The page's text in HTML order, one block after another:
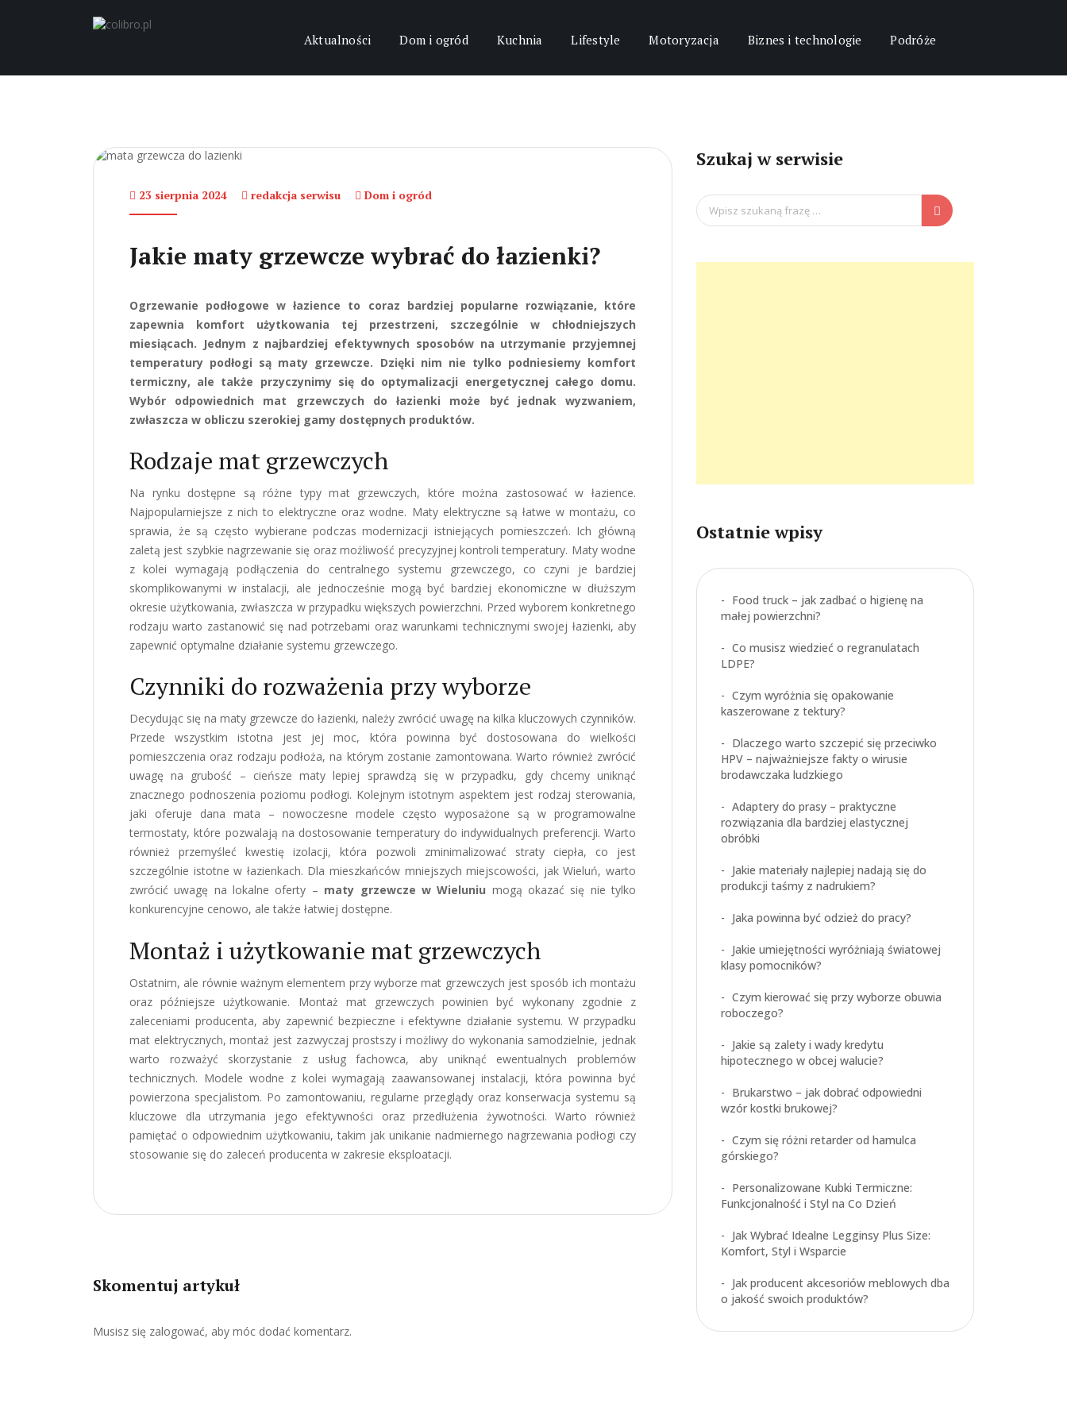
Aktualności Dom i ogród Kuchnia Lifestyle Motoryzacja Biznes i technologie Podróże
23 sierpnia 2024 redakcja serwisu Dom i ogród
Jakie maty grzewcze wybrać do łazienki?
Ogrzewanie podłogowe w łazience to coraz bardziej popularne rozwiązanie, które
zapewnia komfort użytkowania tej przestrzeni, szczególnie w chłodniejszych
miesiącach. Jednym z najbardziej efektywnych sposobów na utrzymanie przyjemnej
temperatury podłogi są maty grzewcze. Dzięki nim nie tylko podniesiemy komfort
termiczny, ale także przyczynimy się do optymalizacji energetycznej całego domu.
Wybór odpowiednich mat grzewczych do łazienki może być jednak wyzwaniem,
zwłaszcza w obliczu szerokiej gamy dostępnych produktów.
Rodzaje mat grzewczych
Na rynku dostępne są różne typy mat grzewczych, które można zastosować w łazience.
Najpopularniejsze z nich to elektryczne oraz wodne. Maty elektryczne są łatwe w montażu, co
sprawia, że są często wybierane podczas modernizacji istniejących pomieszczeń. Ich główną
zaletą jest szybkie nagrzewanie się oraz możliwość precyzyjnej kontroli temperatury. Maty wodne
z kolei wymagają podłączenia do centralnego systemu grzewczego, co czyni je bardziej
skomplikowanymi w instalacji, ale jednocześnie mogą być bardziej ekonomiczne w dłuższym
okresie użytkowania, zwłaszcza w przypadku większych powierzchni. Przed wyborem konkretnego
rodzaju warto zastanowić się nad potrzebami oraz warunkami technicznymi swojej łazienki, aby
zapewnić optymalne działanie systemu grzewczego.
Czynniki do rozważenia przy wyborze
Decydując się na maty grzewcze do łazienki, należy zwrócić uwagę na kilka kluczowych czynników.
Przede wszystkim istotna jest jej moc, która powinna być dostosowana do wielkości
pomieszczenia oraz rodzaju podłoża, na którym zostanie zamontowana. Warto również zwrócić
uwagę na grubość – cieńsze maty lepiej sprawdzą się w przypadku, gdy chcemy uniknąć
znacznego podnoszenia poziomu podłogi. Kolejnym istotnym aspektem jest rodzaj sterowania,
jaki oferuje dana mata – nowoczesne modele często wyposażone są w programowalne
termostaty, które pozwalają na dostosowanie temperatury do indywidualnych preferencji. Warto
również przemyśleć kwestię izolacji, która pozwoli zminimalizować straty ciepła, co jest
szczególnie istotne w łazienkach. Dla mieszkańców mniejszych miejscowości, jak Wieluń, warto
zwrócić uwagę na lokalne oferty – maty grzewcze w Wieluniu mogą okazać się nie tylko
konkurencyjne cenowo, ale także łatwiej dostępne.
Montaż i użytkowanie mat grzewczych
Ostatnim, ale równie ważnym elementem przy wyborze mat grzewczych jest sposób ich montażu
oraz późniejsze użytkowanie. Montaż mat grzewczych powinien być wykonany zgodnie z
zaleceniami producenta, aby zapewnić bezpieczne i efektywne działanie systemu. W przypadku
mat elektrycznych, montaż jest zazwyczaj prostszy i możliwy do wykonania samodzielnie, jednak
warto rozważyć skorzystanie z usług fachowca, aby uniknąć ewentualnych problemów
technicznych. Modele wodne z kolei wymagają zaawansowanej instalacji, która powinna być
powierzona specjalistom. Po zamontowaniu, regularne przeglądy oraz konserwacja systemu są
kluczowe dla utrzymania jego efektywności oraz przedłużenia żywotności. Warto również
pamiętać o odpowiednim użytkowaniu, takim jak unikanie nadmiernego nagrzewania podłogi czy
stosowanie się do zaleceń producenta w zakresie eksploatacji.
Skomentuj artykuł
Musisz się zalogować, aby móc dodać komentarz.
Szukaj w serwisie
Search
for:
Ostatnie wpisy
Food truck – jak zadbać o higienę na
małej powierzchni?
Co musisz wiedzieć o regranulatach
LDPE?
Czym wyróżnia się opakowanie
kaszerowane z tektury?
Dlaczego warto szczepić się przeciwko
HPV – najważniejsze fakty o wirusie
brodawczaka ludzkiego
Adaptery do prasy – praktyczne
rozwiązania dla bardziej elastycznej
obróbki
Jakie materiały najlepiej nadają się do
produkcji taśmy z nadrukiem?
Jaka powinna być odzież do pracy?
Jakie umiejętności wyróżniają światowej
klasy pomocników?
Czym kierować się przy wyborze obuwia
roboczego?
Jakie są zalety i wady kredytu
hipotecznego w obcej walucie?
Brukarstwo – jak dobrać odpowiedni
wzór kostki brukowej?
Czym się różni retarder od hamulca
górskiego?
Personalizowane Kubki Termiczne:
Funkcjonalność i Styl na Co Dzień
Jak Wybrać Idealne Legginsy Plus Size:
Komfort, Styl i Wsparcie
Jak producent akcesoriów meblowych dba
o jakość swoich produktów?